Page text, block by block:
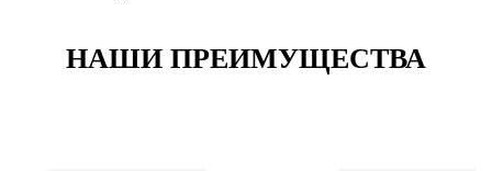
НАШИ ПРЕИМУЩЕСТВА